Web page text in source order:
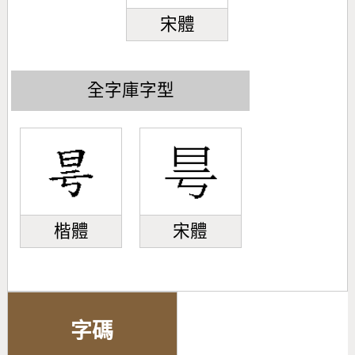
宋體
全字庫字型
楷體 宋體
字碼